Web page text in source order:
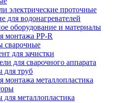
электрические проточные
для водонагревателей
оборудование и материалы
монтажа PP-R
сварочные
для зачистки
для сварочного аппарата
труб
монтажа металлопластика
металлопластика